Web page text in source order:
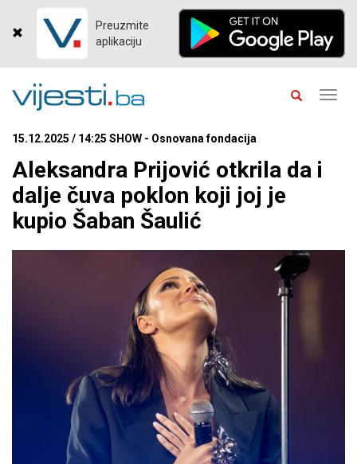
Preuzmite
aplikaciju
15.12.2025 / 14:25 SHOW - Osnovana fondacija
Aleksandra Prijović otkrila da i
dalje čuva poklon koji joj je
kupio Šaban Šaulić